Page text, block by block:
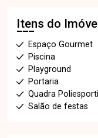
Itens do
Espaço Gourmet
Piscina
Playground
Portaria
Quadra
Salão de festas